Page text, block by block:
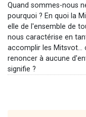
Quand sommes-nous
pourquoi ? En quoi la
elle de l'ensemble de
nous caractérise en
accomplir les Mitsvot…
renoncer à aucune
signifie ?